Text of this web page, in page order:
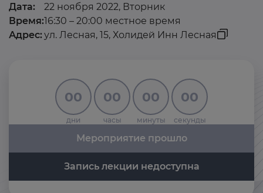
Дата:
22 ноября 2022, Вторник
Время:16:30 – 20:00 местное время
Адрес: ул. Лесная, 15, Холидей Инн Лесная
00
дни
00
часы
00
минуты
00
секунды
Мероприятие прошло
Запись лекции недоступна